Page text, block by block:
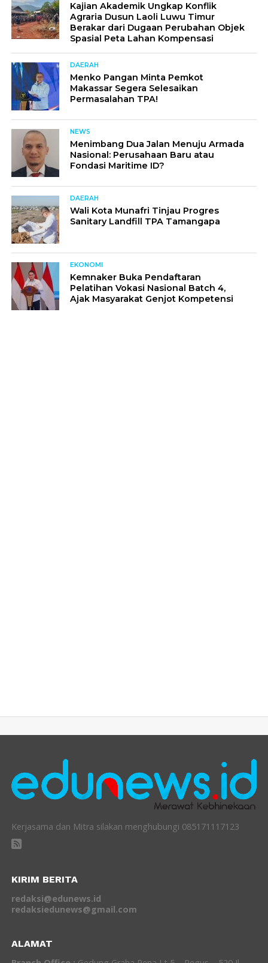
Kajian Akademik Ungkap Konflik
Agraria Dusun Laoli Luwu Timur
Berakar dari Dugaan Perubahan Objek
Spasial Peta Lahan Kompensasi
DAERAH
Menko Pangan Minta Pemkot
Makassar Segera Selesaikan
Permasalahan TPA!
NEWS
Menimbang Dua Jalan Menuju Armada
Nasional: Perusahaan Baru atau
Fondasi Maritime ID?
DAERAH
Wali Kota Munafri Tinjau Progres
Sanitary Landfill TPA Tamangapa
EKONOMI
Kemnaker Buka Pendaftaran
Pelatihan Vokasi Nasional Batch 4,
Ajak Masyarakat Genjot Kompetensi
Kerjasama dan Mitra silakan menghubungi 085171117123
KIRIM BERITA
redaksi@edunews.id
redaksiedunews@gmail.com
ALAMAT